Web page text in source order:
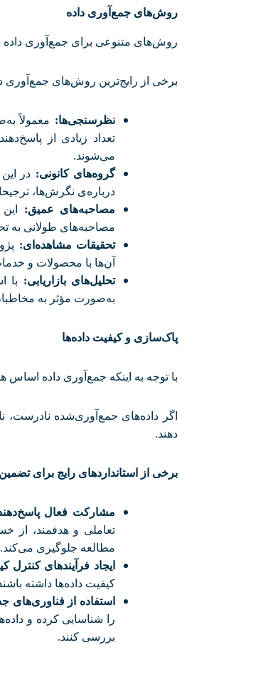
روش‌های جمع‌آوری داده
روش‌های متنوعی برای جمع‌آوری داده
برخی از رایج‌ترین روش‌های جمع‌آوری
نظرسنجی‌ها: معمولاً
تعداد زیادی از
می‌شوند.
گروه‌های کانونی: در
درباره‌ی نگرش‌ها،
مصاحبه‌های عمیق:
مصاحبه‌های طولانی به
تحقیقات مشاهده‌ای:
آن‌ها با محصولات و
تحلیل‌های بازاریابی: با
به‌صورت مؤثر به
پاک‌سازی و کیفیت داده‌ها
با توجه به اینکه جمع‌آوری داده
اگر داده‌های جمع‌آوری‌شده نادرست،
دهند.
برخی از استانداردهای رایج برای
مشارکت فعال
تعاملی و هدفمند، از
مطالعه جلوگیری می‌کند.
ایجاد فرآیندهای کنترل
کیفیت داده‌ها داشته
استفاده از فناوری‌های
را شناسایی کرده و
بررسی کنند.